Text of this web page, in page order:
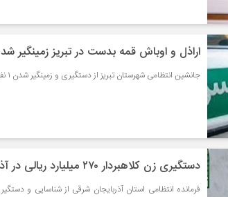
اراذل و اوباش قمه بدست در تبریز زمینگیر شد
جانشین انتظامی شهرستان تبریز از دستگیری و زمینگیر شدن ۱ نفر از اراذل و اوباش قمه بدست خبر داد.
دستگیری زن کلاهبردار ۲۷۰ میلیارد ریالی در آذرشهر